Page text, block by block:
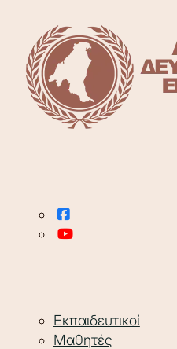
Εκπαιδευτικοί
Μαθητές